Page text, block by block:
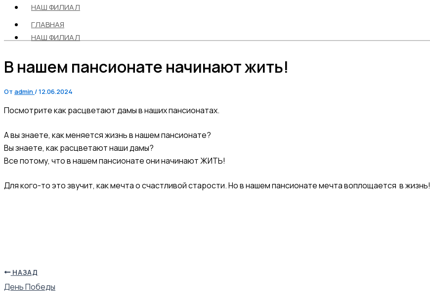
НАШ ФИЛИАЛ
ГЛАВНАЯ
НАШ ФИЛИАЛ
В нашем пансионате начинают жить!
От admin /12.06.2024
Посмотрите как расцветают дамы в наших пансионатах.
А вы знаете, как меняется жизнь в нашем пансионате?
Вы знаете, как расцветают наши дамы?
Все потому, что в нашем пансионате они начинают ЖИТЬ!
Для кого-то это звучит, как мечта о счастливой старости. Но в нашем пансионате мечта воплощается в жизнь!
НАЗАД
День Победы